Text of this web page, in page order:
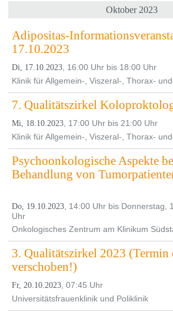
Oktober 2023
Adipositas-
17.10.2023
Di, 17.10.2023, 16:00 Uhr bis 18:00 Uhr
Klinik für Allgemein-, Viszeral-, Thorax-
7. Qualitätszirkel
Mi, 18.10.2023, 17:00 Uhr bis 21:00 Uhr
Klinik für Allgemein-, Viszeral-, Thorax-
Psychoonkologische Aspekte
Behandlung von
Do, 19.10.2023, 14:00 Uhr bis Donnerstag,
Uhr
Onkologisches Zentrum am Klinikum
3. Qualitätszirkel 2023
verschoben!)
Fr, 20.10.2023, 07:45 Uhr
Universitätsfrauenklinik und Poliklinik